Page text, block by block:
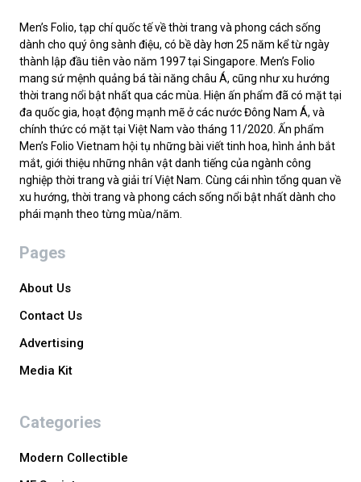
Men’s Folio, tạp chí quốc tế về thời trang và phong cách sống
dành cho quý ông sành điệu, có bề dày hơn 25 năm kể từ ngày
thành lập đầu tiên vào năm 1997 tại Singapore. Men’s Folio
mang sứ mệnh quảng bá tài năng châu Á, cũng như xu hướng
thời trang nổi bật nhất qua các mùa. Hiện ấn phẩm đã có mặt tại
đa quốc gia, hoạt động mạnh mẽ ở các nước Đông Nam Á, và
chính thức có mặt tại Việt Nam vào tháng 11/2020. Ấn phẩm
Men’s Folio Vietnam hội tụ những bài viết tinh hoa, hình ảnh bắt
mắt, giới thiệu những nhân vật danh tiếng của ngành công
nghiệp thời trang và giải trí Việt Nam. Cùng cái nhìn tổng quan về
xu hướng, thời trang và phong cách sống nổi bật nhất dành cho
phái mạnh theo từng mùa/năm.
Pages
About Us
Contact Us
Advertising
Media Kit
Categories
Modern Collectible